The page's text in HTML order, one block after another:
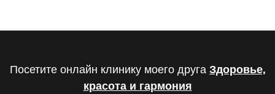
Посетите онлайн клинику моего друга Здоровье,
красота и гармония